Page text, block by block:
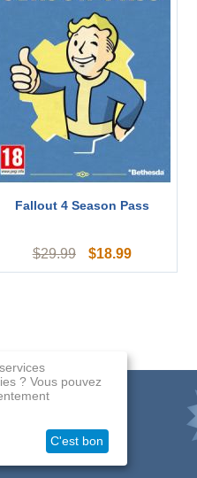
Fallout 4 Season Pass
$29.99 $18.99
Programme d'affiliation
Contacts
? Vous pouvez
C'est bon